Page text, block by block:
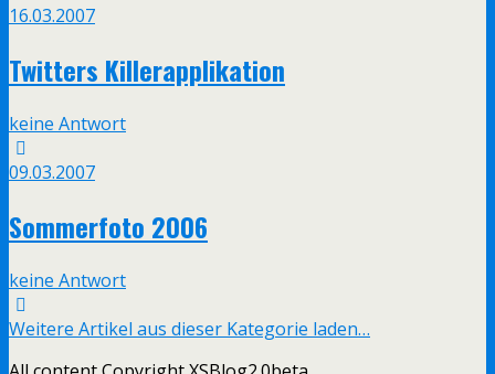
16.03.2007
Twitters Killerapplikation
keine Antwort
09.03.2007
Sommerfoto 2006
keine Antwort
Weitere Artikel aus dieser Kategorie laden…